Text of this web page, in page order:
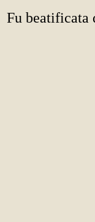
Fu beatificata